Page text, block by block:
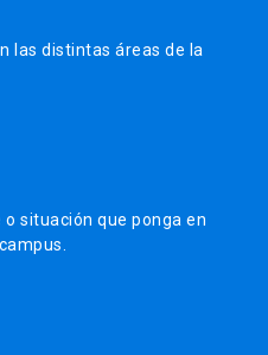
las distintas áreas de la
situación que ponga en